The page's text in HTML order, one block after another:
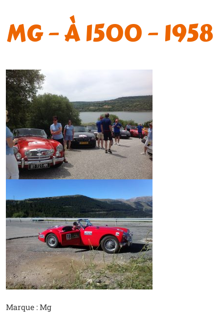
MG – À 1500 – 1958
Marque : Mg